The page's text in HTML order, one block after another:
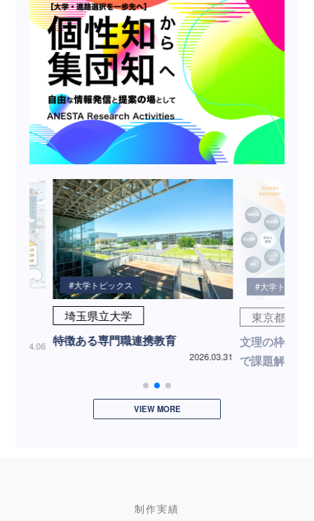
2026.04.06
大学トピックス
特徴ある専門職連携教育
埼玉県立大学
2026.03.31
大学トピック
文理の枠にと
で課題解決に
東京都立大
VIEW MORE
制作実績